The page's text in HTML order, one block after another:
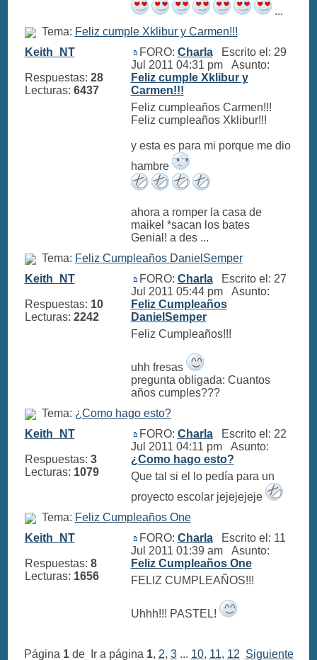
...
Tema: Feliz cumple Xklibur y Carmen!!!
Keith_NT
Respuestas: 28
Lecturas: 6437
FORO: CharlaEscrito el: 29
Jul 2011 04:31 pm Asunto:
Feliz cumple Xklibur y
Carmen!!!
Feliz cumpleaños Carmen!!!
Feliz cumpleaños Xklibur!!!
y esta es para mi porque me dio
hambre
ahora a romper la casa de
maikel *sacan los bates
Genial! a des ...
Tema: Feliz Cumpleaños DanielSemper
Keith_NT
Respuestas: 10
Lecturas: 2242
FORO: CharlaEscrito el: 27
Jul 2011 05:44 pm Asunto:
Feliz Cumpleaños
DanielSemper
Feliz Cumpleaños!!!
uhh fresas
pregunta obligada: Cuantos
años cumples???
Tema: ¿Como hago esto?
Keith_NT
Respuestas: 3
Lecturas: 1079
FORO: CharlaEscrito el: 22
Jul 2011 04:11 pm Asunto:
¿Como hago esto?
Que tal si el lo pedía para un
proyecto escolar jejejejeje
Tema: Feliz Cumpleaños One
Keith_NT
Respuestas: 8
Lecturas: 1656
FORO: CharlaEscrito el: 11
Jul 2011 01:39 am Asunto:
Feliz Cumpleaños One
FELIZ CUMPLEAÑOS!!!
Uhhh!!! PASTEL!
Página 1de Ir a página 1, 2, 3... 10, 11, 12 Siguiente